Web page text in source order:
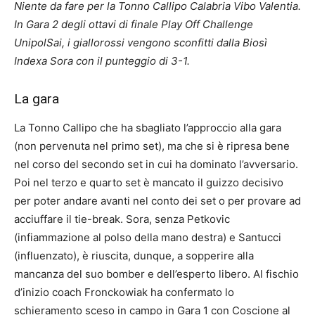
Niente da fare per la Tonno Callipo Calabria Vibo Valentia.
In Gara 2 degli ottavi di finale Play Off Challenge
UnipolSai, i giallorossi vengono sconfitti dalla Biosì
Indexa Sora con il punteggio di 3-1.
La gara
La Tonno Callipo che ha sbagliato l’approccio alla gara
(non pervenuta nel primo set), ma che si è ripresa bene
nel corso del secondo set in cui ha dominato l’avversario.
Poi nel terzo e quarto set è mancato il guizzo decisivo
per poter andare avanti nel conto dei set o per provare ad
acciuffare il tie-break. Sora, senza Petkovic
(infiammazione al polso della mano destra) e Santucci
(influenzato), è riuscita, dunque, a sopperire alla
mancanza del suo bomber e dell’esperto libero. Al fischio
d’inizio coach Fronckowiak ha confermato lo
schieramento sceso in campo in Gara 1 con Coscione al